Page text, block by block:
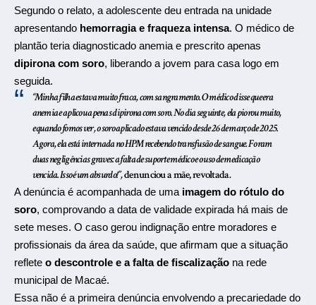
Segundo o relato, a adolescente deu entrada na unidade
apresentando hemorragia e fraqueza intensa. O médico de
plantão teria diagnosticado anemia e prescrito apenas
dipirona com soro, liberando a jovem para casa logo em
seguida.
“Minha filha estava muito fraca, com sangramento. O médico disse que era
anemia e aplicou apenas dipirona com soro. No dia seguinte, ela piorou muito,
e quando fomos ver, o soro aplicado estava vencido desde 26 de março de 2025.
Agora, ela está internada no HPM recebendo transfusão de sangue. Foram
duas negligências graves: a falta de suporte médico e o uso de medicação
vencida. Isso é um absurdo!”,denunciou a mãe, revoltada.
A denúncia é acompanhada de uma imagem do rótulo do
soro, comprovando a data de validade expirada há mais de
sete meses. O caso gerou indignação entre moradores e
profissionais da área da saúde, que afirmam que a situação
reflete o descontrole e a falta de fiscalização na rede
municipal de Macaé.
Essa não é a primeira denúncia envolvendo a precariedade do